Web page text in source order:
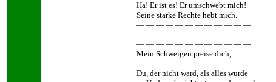
Ha! Er ist es! Er umschwebt mich!
Seine starke Rechte hebt mich.
— — — — — — — — — — — —
— — — — — — — — — — — —
— — — — — — — — — — — —
Mein Schweigen preise dich,
— — — — — — — — — — — —
Du, der nicht ward, als alles wurde